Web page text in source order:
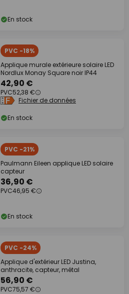
En stock
PVC -18%
Applique murale extérieure solaire LED
Nordlux Monay Square noir IP44
42,90 €
PVC52,38 €
Fichier de données
En stock
PVC -21%
Paulmann Eileen applique LED solaire
capteur
36,90 €
PVC46,95 €
En stock
PVC -24%
Applique d'extérieur LED Justina,
anthracite, capteur, métal
56,90 €
PVC75,57 €